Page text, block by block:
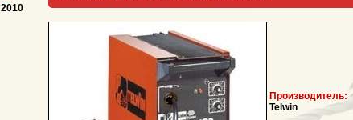
Производитель:
Telwin